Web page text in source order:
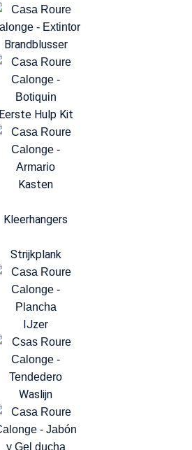
Brandblusser
Eerste Hulp Kit
Kasten
Kleerhangers
Strijkplank
IJzer
Waslijn